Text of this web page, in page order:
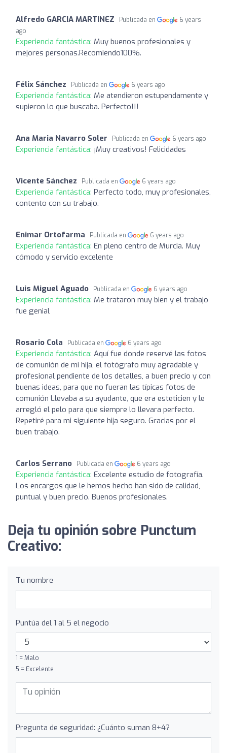
Alfredo GARCIA MARTINEZ Publicada en
6 years
ago
Experiencia fantástica: Muy buenos profesionales y
mejores personas.Recomiendo100%.
Félix Sánchez Publicada en 6 years ago
Experiencia fantástica: Me atendieron estupendamente y
supieron lo que buscaba. Perfecto!!!
Ana Maria Navarro Soler Publicada en 6 years ago
Experiencia fantástica: ¡Muy creativos! Felicidades
Vicente Sánchez Publicada en 6 years ago
Experiencia fantástica: Perfecto todo, muy profesionales,
contento con su trabajo.
Enimar Ortofarma Publicada en 6 years ago
Experiencia fantástica: En pleno centro de Murcia. Muy
cómodo y servicio excelente
Luis Miguel Aguado Publicada en 6 years ago
Experiencia fantástica: Me trataron muy bien y el trabajo
fue genial
Rosario Cola Publicada en 6 years ago
Experiencia fantástica: Aquí fue donde reservé las fotos
de comunión de mi hija, el fotógrafo muy agradable y
profesional pendiente de los detalles, a buen precio y con
buenas ideas, para que no fueran las típicas fotos de
comunión Llevaba a su ayudante, que era esteticien y le
arregló el pelo para que siempre lo llevara perfecto.
Repetiré para mi siguiente hija seguro. Gracias por el
buen trabajo.
Carlos Serrano Publicada en 6 years ago
Experiencia fantástica: Excelente estudio de fotografía.
Los encargos que le hemos hecho han sido de calidad,
puntual y buen precio. Buenos profesionales.
Deja tu opinión sobre Punctum
Creativo:
Tu nombre
Puntúa del 1 al 5 el negocio
1 = Malo
5 = Excelente
Pregunta de seguridad: ¿Cuánto suman 8+4?